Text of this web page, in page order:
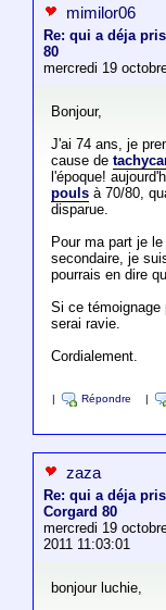
mimilor06
Re: qui a déja
80
mercredi 19
Bonjour,
J'ai 74 ans, je
cause de
l'époque!
poulsà 70/80,
disparue.
Pour ma part je
secondaire, je
pourrais en dire
Si ce témoignage
serai ravie.
Cordialement.
Répondre
zaza
Re: qui a déja
Corgard 80
mercredi 19
2011 11:03:01
bonjour luchie,